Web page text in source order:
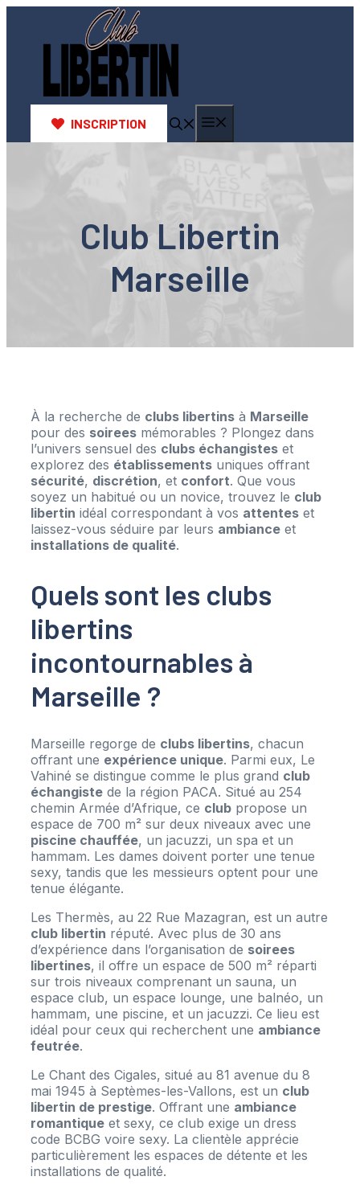
contenu
INSCRIPTION
Club Libertin
Marseille
À la recherche de clubs libertins à Marseille
pour des soirees mémorables ? Plongez dans
l’univers sensuel des clubs échangistes et
explorez des établissements uniques offrant
sécurité, discrétion, et confort. Que vous
soyez un habitué ou un novice, trouvez le club
libertin idéal correspondant à vos attentes et
laissez-vous séduire par leurs ambiance et
installations de qualité.
Quels sont les clubs
libertins
incontournables à
Marseille ?
Marseille regorge de clubs libertins, chacun
offrant une expérience unique. Parmi eux, Le
Vahiné se distingue comme le plus grand club
échangiste de la région PACA. Situé au 254
chemin Armée d’Afrique, ce club propose un
espace de 700 m² sur deux niveaux avec une
piscine chauffée, un jacuzzi, un spa et un
hammam. Les dames doivent porter une tenue
sexy, tandis que les messieurs optent pour une
tenue élégante.
Les Thermès, au 22 Rue Mazagran, est un autre
club libertin réputé. Avec plus de 30 ans
d’expérience dans l’organisation de soirees
libertines, il offre un espace de 500 m² réparti
sur trois niveaux comprenant un sauna, un
espace club, un espace lounge, une balnéo, un
hammam, une piscine, et un jacuzzi. Ce lieu est
idéal pour ceux qui recherchent une ambiance
feutrée.
Le Chant des Cigales, situé au 81 avenue du 8
mai 1945 à Septèmes-les-Vallons, est un club
libertin de prestige. Offrant une ambiance
romantique et sexy, ce club exige un dress
code BCBG voire sexy. La clientèle apprécie
particulièrement les espaces de détente et les
installations de qualité.